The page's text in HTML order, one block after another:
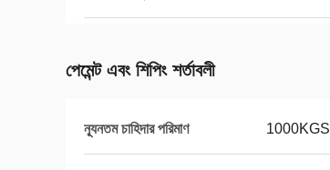
পেমেন্ট এবং শিপিং শর্তাবলী
ন্যূনতম চাহিদার পরিমাণ 1000KGS